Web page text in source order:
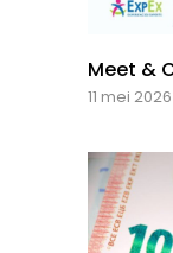
Meet &
11 mei 2026